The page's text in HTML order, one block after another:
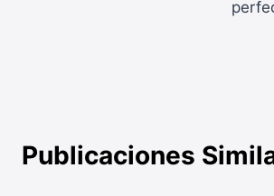
Publicaciones